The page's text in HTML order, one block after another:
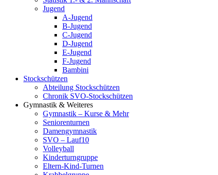
Jugend
A-Jugend
B-Jugend
C-Jugend
D-Jugend
E-Jugend
F-Jugend
Bambini
Stockschützen
Abteilung Stockschützen
Chronik SVO-Stockschützen
Gymnastik & Weiteres
Gymnastik – Kurse & Mehr
Seniorenturnen
Damengymnastik
SVO – Lauf10
Volleyball
Kinderturngruppe
Eltern-Kind-Turnen